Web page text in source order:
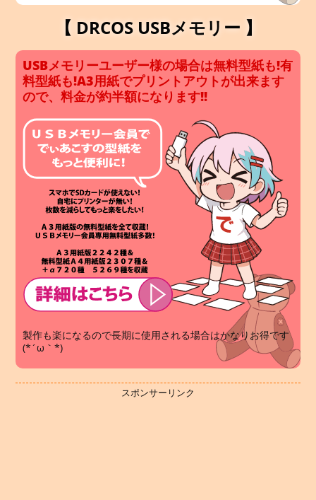
【 DRCOS USBメモリー 】
USBメモリーユーザー様の場合は無料型紙も!有
料型紙も!A3用紙でプリントアウトが出来ます
ので、料金が約半額になります!!
製作も楽になるので長期に使用される場合はかなりお得です
(*´ω｀*)
スポンサーリンク